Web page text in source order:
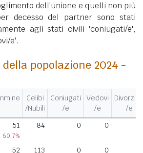
dell'unione e quelli non più
decesso del partner sono stati
agli stati civili 'coniugati/e',
e'.
popolazione 2024 -
Celibi
/Nubili
Coniugati
/e
Vedovi
/e
/e
51
60,7%
84 0 0
52 113 0 0